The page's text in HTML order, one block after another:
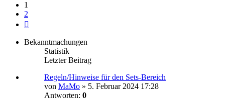
1
2
Bekanntmachungen
Statistik
Letzter Beitrag
Regeln/Hinweise für den Sets-Bereich
von MaMo » 5. Februar 2024 17:28
Antworten: 0